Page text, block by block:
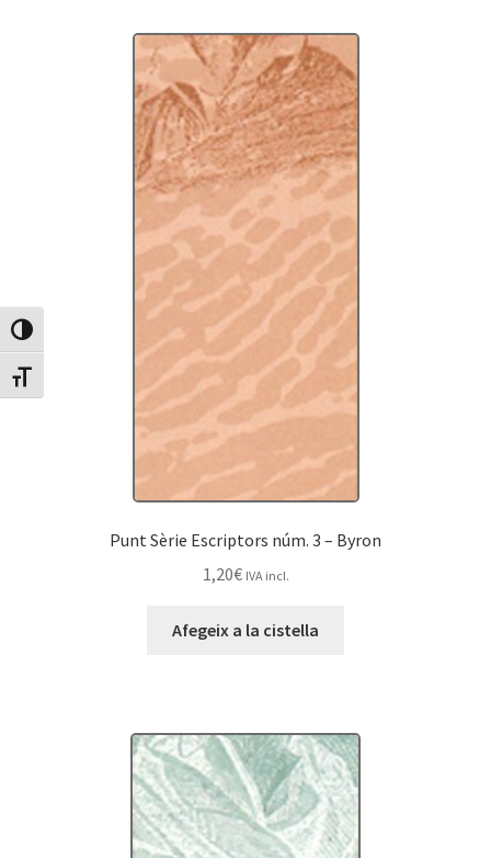
Canvia Alt Contrast
Canvia mida de lletra
Punt Sèrie Escriptors núm. 3 – Byron
1,20€ IVA incl.
Afegeix a la cistella